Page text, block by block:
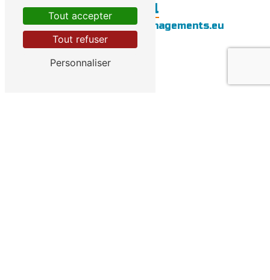
E-mail
info@bergerac-demenagements.eu
Tout accepter
Tout refuser
Personnaliser